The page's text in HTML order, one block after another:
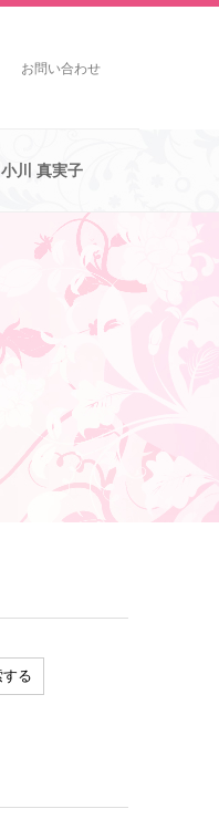
お問い合わせ
小川 真実子